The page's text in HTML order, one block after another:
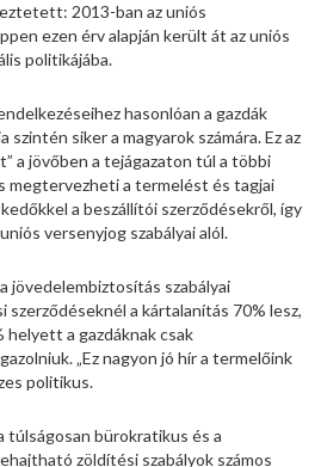
2013-ban az uniós
ezen érv alapján került át az uniós
politikájába.
hasonlóan a gazdák
siker a magyarok számára. Ez az
a jövőben a tejágazaton túl a többi
megtervezheti a termelést és tagjai
a beszállítói szerződésekről, így
versenyjog szabályai alól.
szabályai
szerződéseknél a kártalanítás 70% lesz,
helyett a gazdáknak csak
„Ez nagyon jó hír a termelőink
politikus.
túlságosan bürokratikus és a
zöldítési szabályok számos